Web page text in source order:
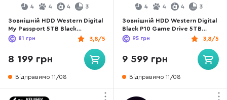
4 4 4 3
Зовнішній HDD Western Digital
My Passport 5TB Black
(WDBPKJ0050BBK-WESN)
3,8/5
81 грн
8 199 грн
Відправимо 11/08
4 4 4 3
Зовнішній HDD Western Digital
Black P10 Game Drive 5TB
(WDBA3A0050BBK-WESN)
3,8/5
95 грн
9 599 грн
Відправимо 11/08